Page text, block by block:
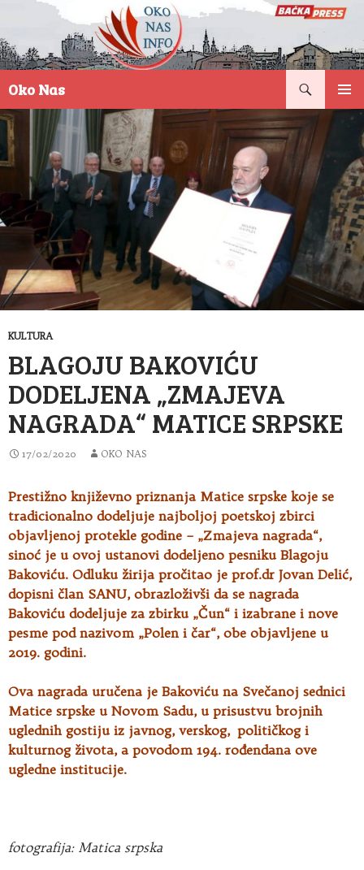
Oko Nas
NA
SADRŽAJ
KULTURA
BLAGOJU BAKOVIĆU
DODELJENA „ZMAJEVA
NAGRADA“ MATICE SRPSKE
17/02/2020 OKO NAS
Prestižno književno priznanja Matice srpske koje se
tradicionalno dodeljuje najboljoj poetskoj zbirci
objavljenoj protekle godine – „Zmajeva nagrada“,
sinoć je u ovoj ustanovi dodeljeno pesniku Blagoju
Bakoviću. Odluku žirija pročitao je prof.dr Jovan Delić,
dopisni član SANU, obrazloživši da se nagrada
Bakoviću dodeljuje za zbirku „Čun“ i izabrane i nove
pesme pod nazivom „Polen i čar“, obe objavljene u
2019. godini.
Ova nagrada uručena je Bakoviću na Svečanoj sednici
Matice srpske u Novom Sadu, u prisustvu brojnih
uglednih gostiju iz javnog, verskog, političkog i
kulturnog života, a povodom 194. rođendana ove
ugledne institucije.
fotografija: Matica srpska